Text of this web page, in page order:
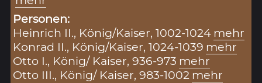
Personen:
Heinrich II., König/Kaiser, 1002-1024 mehr
Konrad II., König/Kaiser, 1024-1039 mehr
Otto I., König/ Kaiser, 936-973 mehr
Otto III., König/ Kaiser, 983-1002 mehr